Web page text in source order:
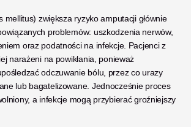
mellitus) zwiększa ryzyko amputacji głównie
problemów: uszkodzenia nerwów,
oraz podatności na infekcje. Pacjenci z
narażeni na powikłania, ponieważ
odczuwanie bólu, przez co urazy
lub bagatelizowane. Jednocześnie proces
a infekcje mogą przybierać groźniejszy